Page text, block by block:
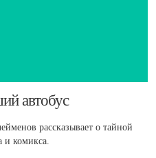
автобус
рассказывает о тайной
и комикса.